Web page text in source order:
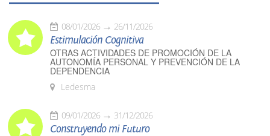
08/01/2026 26/11/2026
Estimulación Cognitiva
OTRAS ACTIVIDADES DE PROMOCIÓN DE LA
AUTONOMÍA PERSONAL Y PREVENCIÓN DE LA
DEPENDENCIA
Ledesma
09/01/2026 31/12/2026
Construyendo mi Futuro